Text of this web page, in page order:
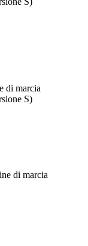
di marcia
S)
di marcia